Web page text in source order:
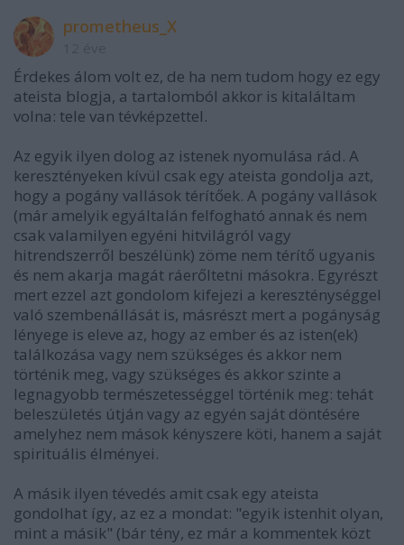
prometheus_X
Érdekes álom volt ez, de ha nem tudom hogy ez egy
ateista blogja, a tartalomból akkor is kitaláltam
volna: tele van tévképzettel.
Az egyik ilyen dolog az istenek nyomulása rád. A
keresztényeken kívül csak egy ateista gondolja azt,
hogy a pogány vallások térítőek. A pogány vallások
(már amelyik egyáltalán felfogható annak és nem
csak valamilyen egyéni hitvilágról vagy
hitrendszerről beszélünk) zöme nem térítő ugyanis
és nem akarja magát ráerőltetni másokra. Egyrészt
mert ezzel azt gondolom kifejezi a kereszténységgel
való szembenállását is, másrészt mert a pogányság
lényege is eleve az, hogy az ember és az isten(ek)
találkozása vagy nem szükséges és akkor nem
történik meg, vagy szükséges és akkor szinte a
legnagyobb természetességgel történik meg: tehát
beleszületés útján vagy az egyén saját döntésére
amelyhez nem mások kényszere köti, hanem a saját
spirituális élményei.
A másik ilyen tévedés amit csak egy ateista
gondolhat így, az ez a mondat: "egyik istenhit olyan,
mint a másik" (bár tény, ez már a kommentek közt